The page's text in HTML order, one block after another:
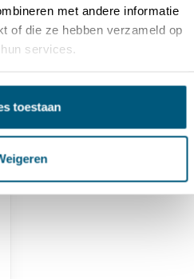
met andere informatie
of die ze hebben verzameld op
services.
toestaan